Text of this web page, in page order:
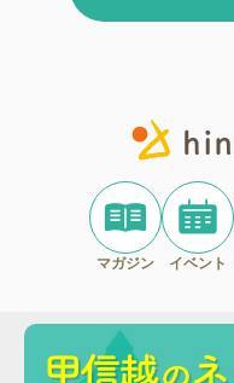
マガジン イベント